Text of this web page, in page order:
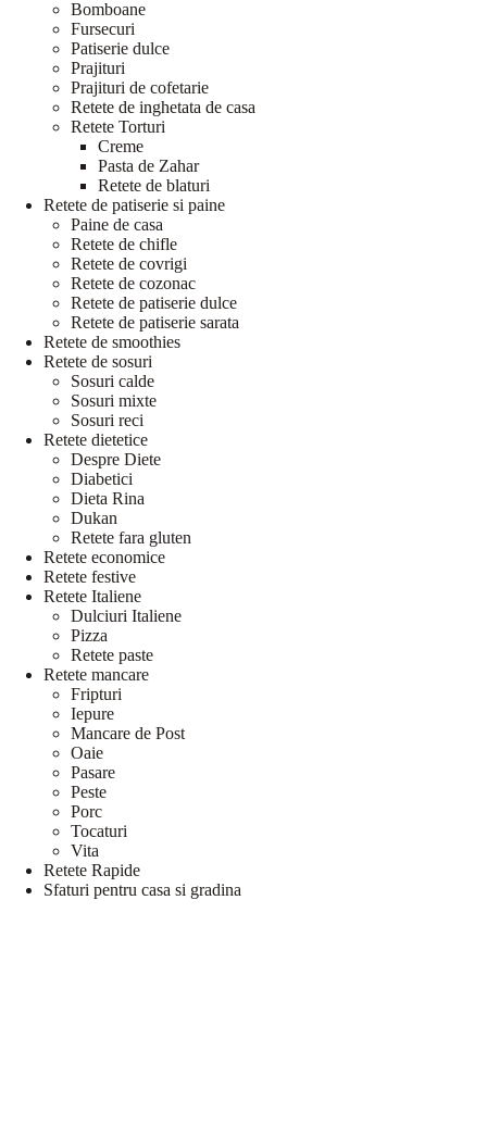
Bomboane
Fursecuri
Patiserie dulce
Prajituri
Prajituri de cofetarie
Retete de inghetata de casa
Retete Torturi
Creme
Pasta de Zahar
Retete de blaturi
Retete de patiserie si paine
Paine de casa
Retete de chifle
Retete de covrigi
Retete de cozonac
Retete de patiserie dulce
Retete de patiserie sarata
Retete de smoothies
Retete de sosuri
Sosuri calde
Sosuri mixte
Sosuri reci
Retete dietetice
Despre Diete
Diabetici
Dieta Rina
Dukan
Retete fara gluten
Retete economice
Retete festive
Retete Italiene
Dulciuri Italiene
Pizza
Retete paste
Retete mancare
Fripturi
Iepure
Mancare de Post
Oaie
Pasare
Peste
Porc
Tocaturi
Vita
Retete Rapide
Sfaturi pentru casa si gradina